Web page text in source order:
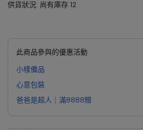
供貨狀況: 尚有庫存 12
此商品參與的優惠活動
小樣備品
心意包裝
爸爸是超人｜滿8888贈